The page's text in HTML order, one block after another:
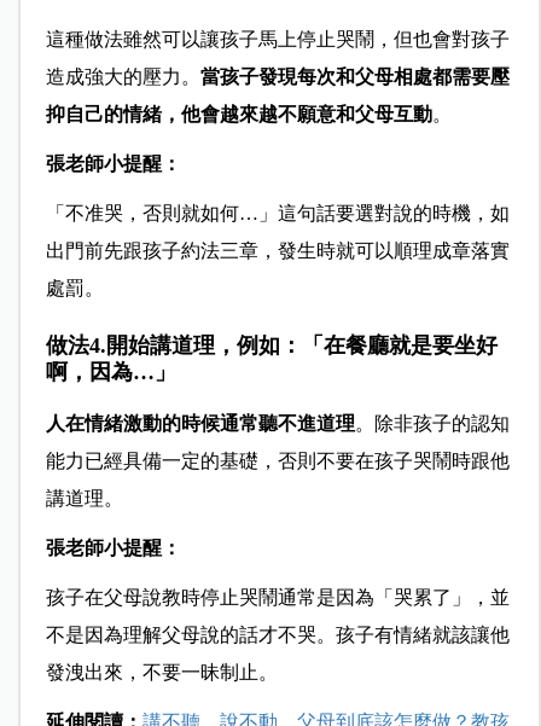
這種做法雖然可以讓孩子馬上停止哭鬧，但也會對孩子
造成強大的壓力。 當孩子發現每次和父母相處都需要壓
抑自己的情緒，他會越來越不願意和父母互動。
張老師小提醒：
「不准哭，否則就如何… 」這句話要選對說的時機，如
出門前先跟孩子約法三章，發生時就可以順理成章落實
處罰。
做法4.開始講道理，例如：「在餐廳就是要坐好
啊，因為…」
人在情緒激動的時候通常聽不進道理。除非孩子的認知
能力已經具備一定的基礎，否則不要在孩子哭鬧時跟他
講道理。
張老師小提醒：
孩子在父母說教時停止哭鬧通常是因為「哭累了」，並
不是因為理解父母說的話才不哭。孩子有情緒就該讓他
發洩出來，不要一昧制止。